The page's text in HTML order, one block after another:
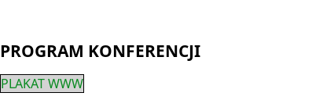
PROGRAM KONFERENCJI
PLAKAT WWW